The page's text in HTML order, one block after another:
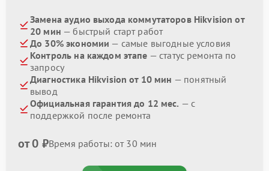
Замена аудио выхода коммутаторов Hikvision от
20 мин — быстрый старт работ
До 30% экономии — самые выгодные условия
Контроль на каждом этапе — статус ремонта по
запросу
Диагностика Hikvision от 10 мин — понятный
вывод
Официальная гарантия до 12 мес. — с
поддержкой после ремонта
от 0 ₽Время работы: от 30 мин